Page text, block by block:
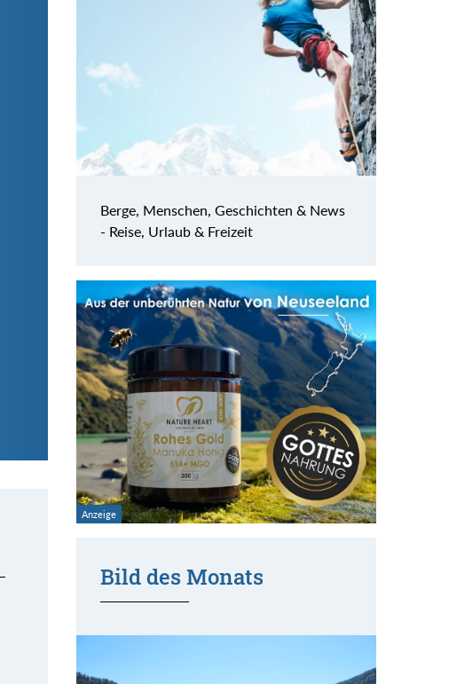
Berge, Menschen, Geschichten & News
- Reise, Urlaub & Freizeit
Bild des Monats